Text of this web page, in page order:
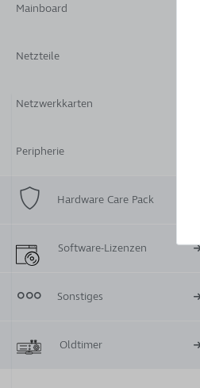
Mainboard
Netzteile
Netzwerkkarten
Peripherie
Hardware Care Pack
Software-Lizenzen
Sonstiges
Oldtimer